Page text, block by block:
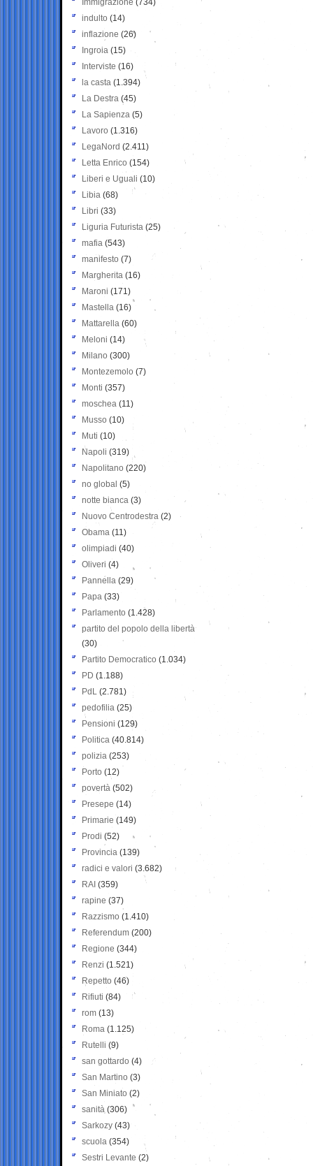
Immigrazione (734)
indulto (14)
inflazione (26)
Ingroia (15)
Interviste (16)
la casta (1.394)
La Destra (45)
La Sapienza (5)
Lavoro (1.316)
LegaNord (2.411)
Letta Enrico (154)
Liberi e Uguali (10)
Libia (68)
Libri (33)
Liguria Futurista (25)
mafia (543)
manifesto (7)
Margherita (16)
Maroni (171)
Mastella (16)
Mattarella (60)
Meloni (14)
Milano (300)
Montezemolo (7)
Monti (357)
moschea (11)
Musso (10)
Muti (10)
Napoli (319)
Napolitano (220)
no global (5)
notte bianca (3)
Nuovo Centrodestra (2)
Obama (11)
olimpiadi (40)
Oliveri (4)
Pannella (29)
Papa (33)
Parlamento (1.428)
partito del popolo della libertà
(30)
Partito Democratico (1.034)
PD (1.188)
PdL (2.781)
pedofilia (25)
Pensioni (129)
Politica (40.814)
polizia (253)
Porto (12)
povertà (502)
Presepe (14)
Primarie (149)
Prodi (52)
Provincia (139)
radici e valori (3.682)
RAI (359)
rapine (37)
Razzismo (1.410)
Referendum (200)
Regione (344)
Renzi (1.521)
Repetto (46)
Rifiuti (84)
rom (13)
Roma (1.125)
Rutelli (9)
san gottardo (4)
San Martino (3)
San Miniato (2)
sanità (306)
Sarkozy (43)
scuola (354)
Sestri Levante (2)